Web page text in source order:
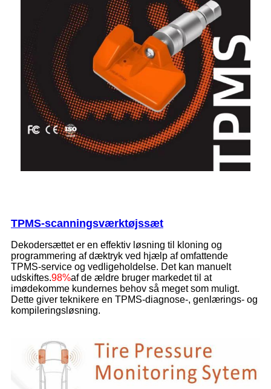
TPMS-scanningsværktøjssæt
Dekodersættet er en effektiv løsning til kloning og
programmering af dæktryk ved hjælp af omfattende
TPMS-service og vedligeholdelse. Det kan manuelt
udskiftes.98%af de ældre bruger markedet til at
imødekomme kundernes behov så meget som muligt.
Dette giver teknikere en TPMS-diagnose-, genlærings- og
kompileringsløsning.